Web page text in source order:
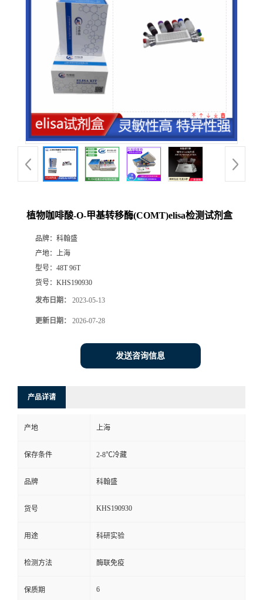
植物咖啡酸-O-甲基转移酶(COMT)elisa检测试剂盒
品牌： 科翰盛
产地： 上海
型号： 48T 96T
货号： KHS190930
发布日期： 2023-05-13
更新日期： 2026-07-28
发送咨询信息
产品详请
产地 上海
保存条件 2-8℃冷藏
品牌 科翰盛
货号 KHS190930
用途 科研实验
检测方法 酶联免疫
保质期 6